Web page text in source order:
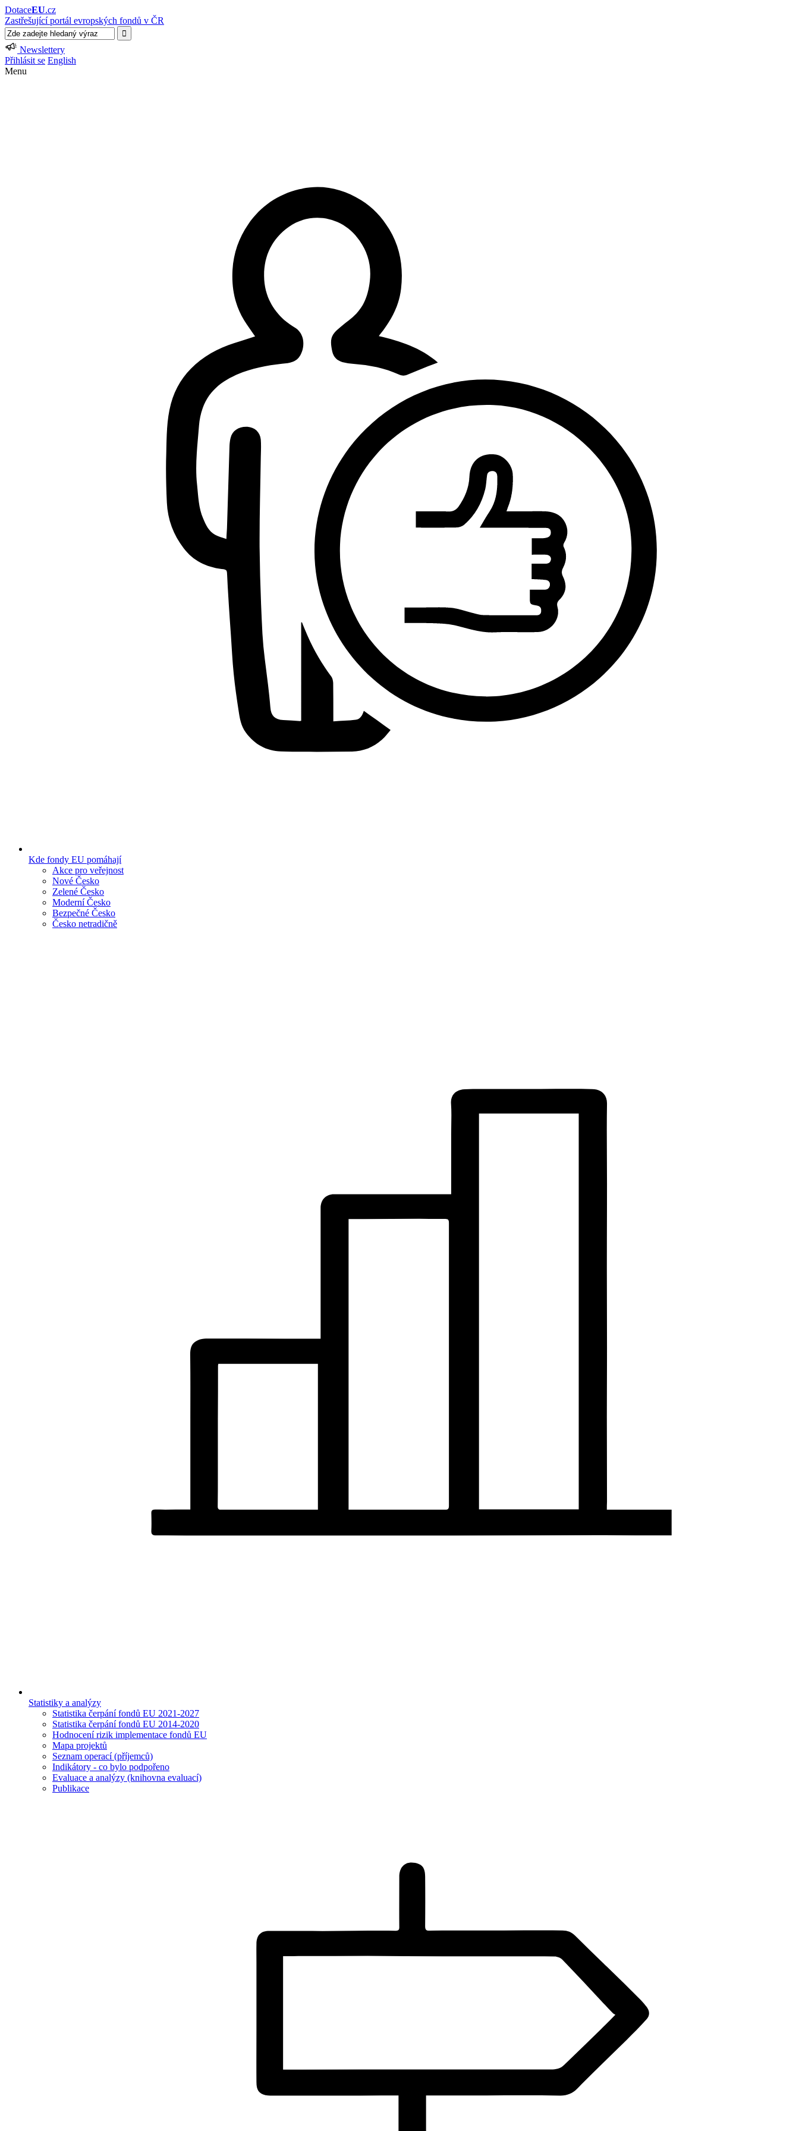
DotaceEU.cz
Zastřešující portál evropských fondů v ČR
Newslettery
Přihlásit se English
Menu
Kde fondy EU pomáhají
Akce pro veřejnost
Nové Česko
Zelené Česko
Moderní Česko
Bezpečné Česko
Česko netradičně
Statistiky a analýzy
Statistika čerpání fondů EU 2021-2027
Statistika čerpání fondů EU 2014-2020
Hodnocení rizik implementace fondů EU
Mapa projektů
Seznam operací (příjemců)
Indikátory - co bylo podpořeno
Evaluace a analýzy (knihovna evaluací)
Publikace